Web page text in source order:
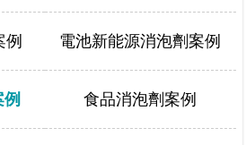
例 電池新能源消泡劑案例
食品消泡劑案例